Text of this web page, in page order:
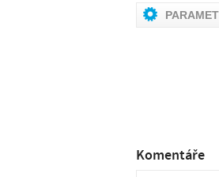
Komentáře